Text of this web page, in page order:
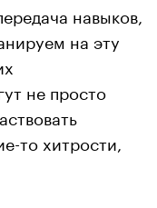
навыков,
на эту
не просто
то хитрости,